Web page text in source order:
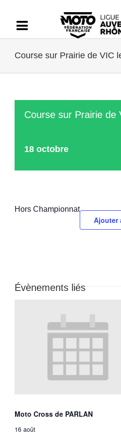
contenu
Course sur Prairie de VIC
Course sur Prairie de
18 octobre
Hors Championnat
Ajouter
Évènements liés
Moto Cross de PARLAN
16 août